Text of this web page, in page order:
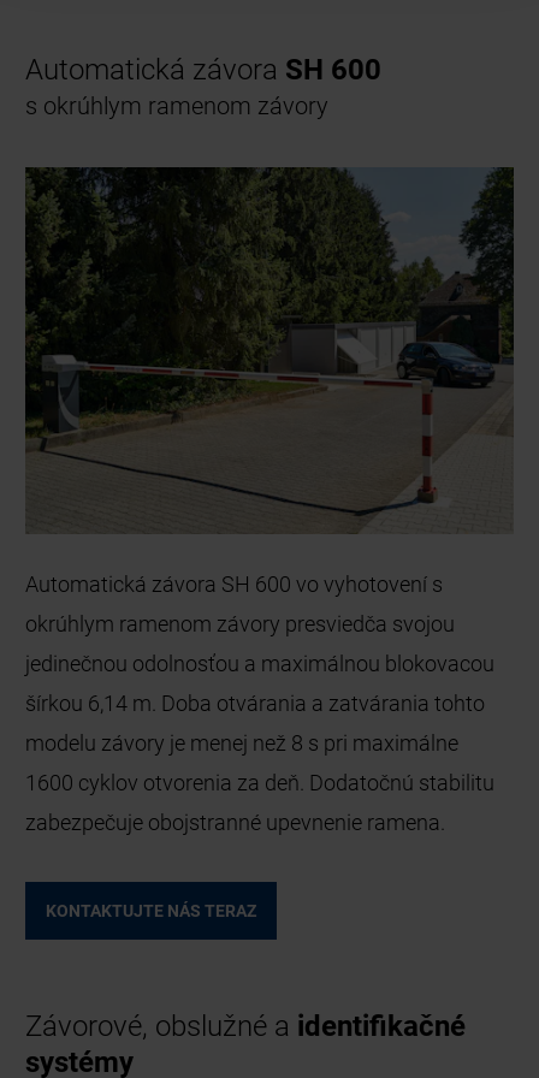
Automatická závora SH 600
s okrúhlym ramenom závory
Automatická závora SH 600 vo vyhotovení s
okrúhlym ramenom závory presviedča svojou
jedinečnou odolnosťou a maximálnou blokovacou
šírkou 6,14 m. Doba otvárania a zatvárania tohto
modelu závory je menej než 8 s pri maximálne
1600 cyklov otvorenia za deň. Dodatočnú stabilitu
zabezpečuje obojstranné upevnenie ramena.
KONTAKTUJTE NÁS TERAZ
Závorové, obslužné a identifikačné
systémy